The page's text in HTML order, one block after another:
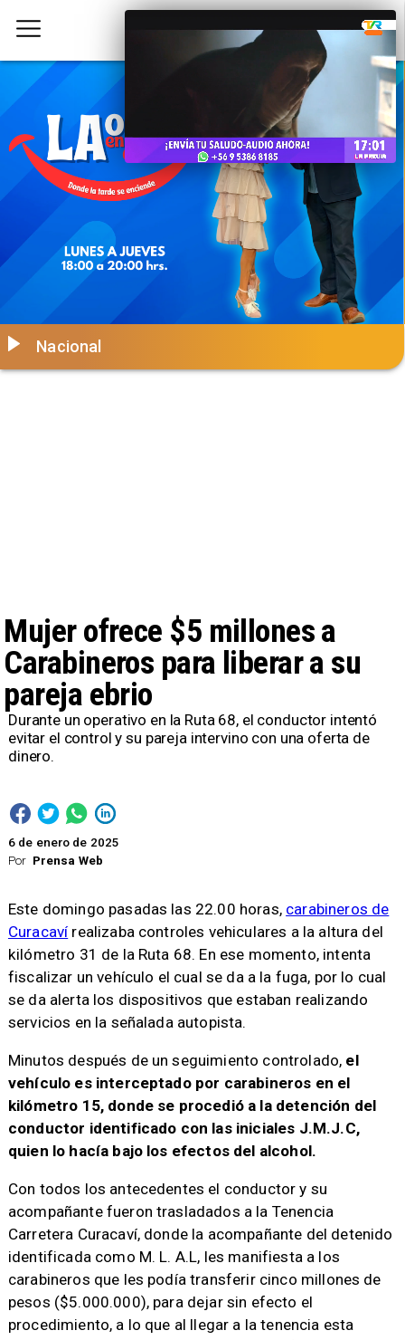
Por Prensa Web
Mujer ofrece $5 millones a
Carabineros para liberar a su
pareja ebrio
Nacional
6 de enero de 2025
Durante un operativo en la Ruta 68, el conductor intentó
evitar el control y su pareja intervino con una oferta de
dinero.
Este domingo pasadas las 22.00 horas, carabineros de
Curacaví realizaba controles vehiculares a la altura del
kilómetro 31 de la Ruta 68. En ese momento, intenta
fiscalizar un vehículo el cual se da a la fuga, por lo cual
se da alerta los dispositivos que estaban realizando
servicios en la señalada autopista.
Minutos después de un seguimiento controlado, el
vehículo es interceptado por carabineros en el
kilómetro 15, donde se procedió a la detención del
conductor identificado con las iniciales J.M.J.C,
quien lo hacía bajo los efectos del alcohol.
Con todos los antecedentes el conductor y su
acompañante fueron trasladados a la Tenencia
Carretera Curacaví, donde la acompañante del detenido
identificada como M. L. A.L, les manifiesta a los
carabineros que les podía transferir cinco millones de
pesos ($5.000.000), para dejar sin efecto el
procedimiento, a lo que al llegar a la tenencia esta